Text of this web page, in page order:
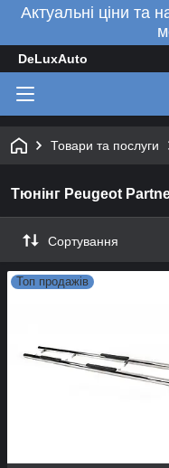
Актуальні ціни та
DeLuxAuto
Товари та послуги
Тюнінг Peugeot
Сортування
Топ продажів